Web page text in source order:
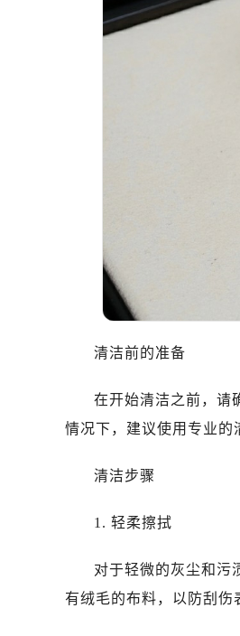
厦门市思
福州市晋
成都市锦
重庆市江
长沙市芙
郑州市二
太原市迎
沈阳市沈
沈阳市沈
乌鲁木齐
温州市鹿
哈尔滨市
大连市中
无锡市梁
合肥市蜀
青岛市南
烟台市芝
清洁前的准备
在开始清洁之前，请
情况下，建议使用专业的
清洁步骤
1. 轻柔擦拭
对于轻微的灰尘和污
有绒毛的布料，以防刮伤